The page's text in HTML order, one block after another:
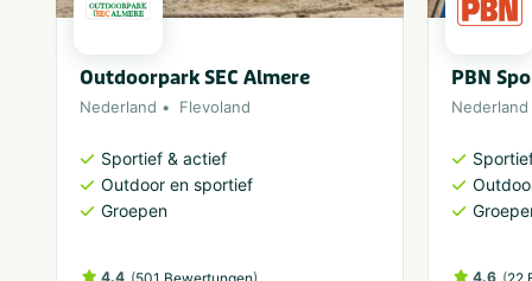
Outdoorpark SEC Almere
Nederland Flevoland
Sportief & actief
Outdoor en sportief
Groepen
4.4 ( )
PBN
Nederland
4.6 (